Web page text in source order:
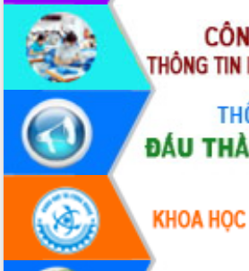
Xây dựng nông thôn mới: Nâng cao đời
sống người dân từ những mô hình thiết
thực
Quyết liệt tháo gỡ vướng mắc, đẩy
nhanh tiến độ các dự án trọng điểm
trong Khu kinh tế Nam Phú Yên
Hòn Yến phát triển du lịch gắn với bảo
tồn biển
Lấy ý kiến điều chỉnh Quy hoạch tỉnh
Đắk Lắk thời kỳ 2021-2030, tầm nhìn
đến năm 2050
Phát động chiến dịch 30 ngày đêm
giải phóng mặt bằng Tuyến đường bộ
ven biển